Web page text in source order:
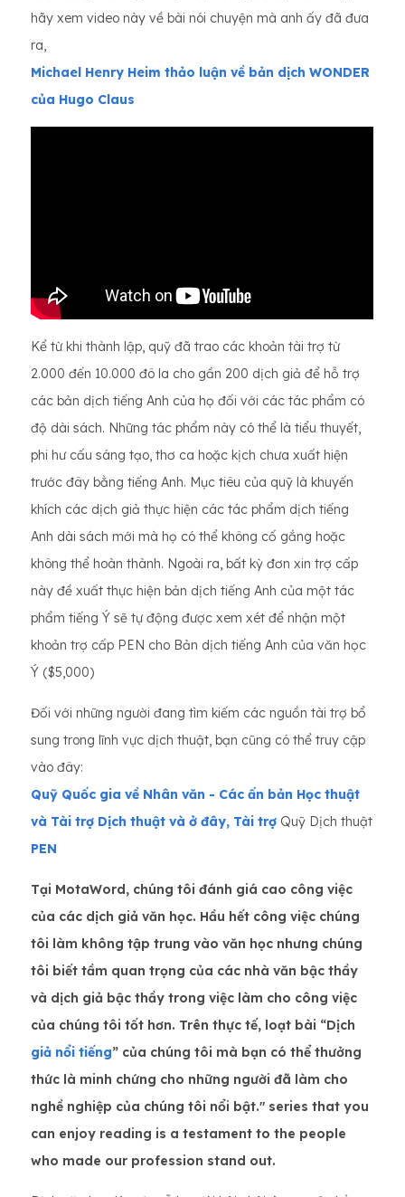
hãy xem video này về bài nói chuyện mà anh ấy đã đưa
ra,
Michael Henry Heim thảo luận về bản dịch WONDER
của Hugo Claus
Kể từ khi thành lập, quỹ đã trao các khoản tài trợ từ
2.000 đến 10.000 đô la cho gần 200 dịch giả để hỗ trợ
các bản dịch tiếng Anh của họ đối với các tác phẩm có
độ dài sách. Những tác phẩm này có thể là tiểu thuyết,
phi hư cấu sáng tạo, thơ ca hoặc kịch chưa xuất hiện
trước đây bằng tiếng Anh. Mục tiêu của quỹ là khuyến
khích các dịch giả thực hiện các tác phẩm dịch tiếng
Anh dài sách mới mà họ có thể không cố gắng hoặc
không thể hoàn thành. Ngoài ra, bất kỳ đơn xin trợ cấp
này đề xuất thực hiện bản dịch tiếng Anh của một tác
phẩm tiếng Ý sẽ tự động được xem xét để nhận một
khoản trợ cấp PEN cho Bản dịch tiếng Anh của văn học
Ý ($5,000)
Đối với những người đang tìm kiếm các nguồn tài trợ bổ
sung trong lĩnh vực dịch thuật, bạn cũng có thể truy cập
vào đây:
Quỹ Quốc gia về Nhân văn - Các ấn bản Học thuật
và Tài trợ Dịch thuật và ở đây, Tài trợ Quỹ Dịch thuật
PEN
Tại MotaWord, chúng tôi đánh giá cao công việc
của các dịch giả văn học. Hầu hết công việc chúng
tôi làm không tập trung vào văn học nhưng chúng
tôi biết tầm quan trọng của các nhà văn bậc thầy
và dịch giả bậc thầy trong việc làm cho công việc
của chúng tôi tốt hơn. Trên thực tế, loạt bài “Dịch
giả nổi tiếng” của chúng tôi mà bạn có thể thưởng
thức là minh chứng cho những người đã làm cho
nghề nghiệp của chúng tôi nổi bật." series that you
can enjoy reading is a testament to the people
who made our profession stand out.